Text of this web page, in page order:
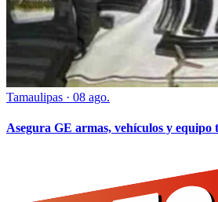
Tamaulipas · 08 ago.
Asegura GE armas, vehículos y